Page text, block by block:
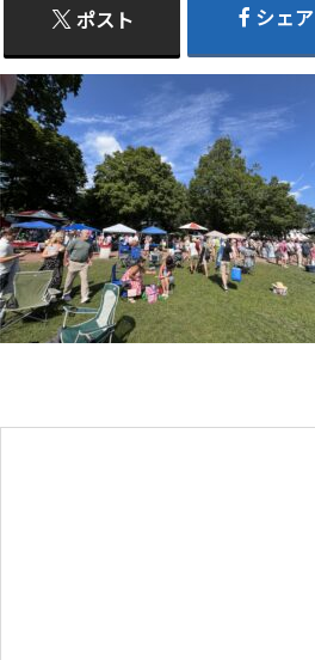
ポスト シェア